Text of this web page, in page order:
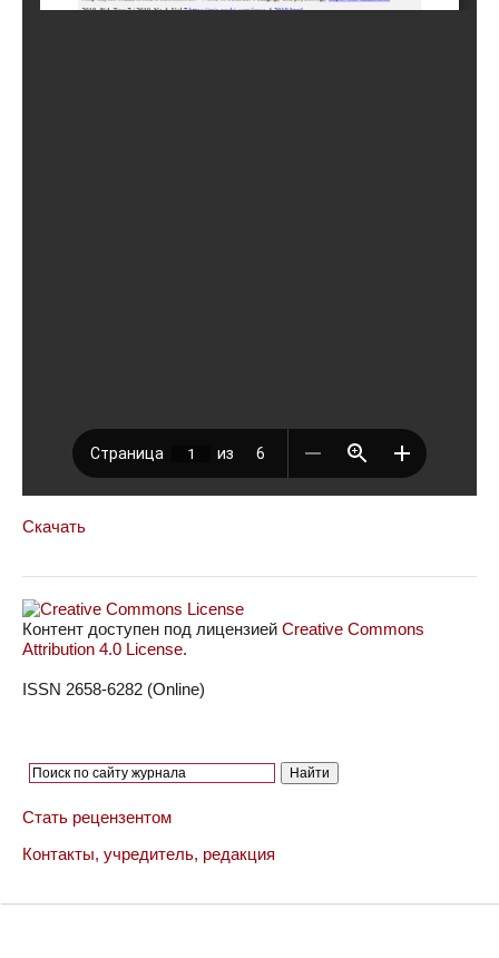
Скачать
Контент доступен под лицензией Creative Commons
Attribution 4.0 License.
ISSN 2658-6282 (Online)
Стать рецензентом
Контакты, учредитель, редакция